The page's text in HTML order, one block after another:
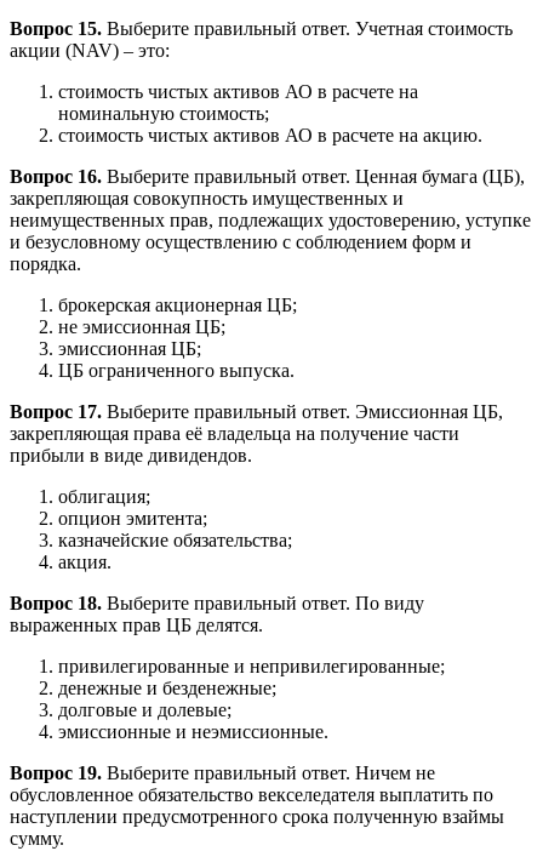
Вопрос 15. Выберите правильный ответ. Учетная стоимость
акции (NAV) – это:
стоимость чистых активов АО в расчете на
номинальную стоимость;
стоимость чистых активов АО в расчете на акцию.
Вопрос 16. Выберите правильный ответ. Ценная бумага (ЦБ),
закрепляющая совокупность имущественных и
неимущественных прав, подлежащих удостоверению, уступке
и безусловному осуществлению с соблюдением форм и
порядка.
брокерская акционерная ЦБ;
не эмиссионная ЦБ;
эмиссионная ЦБ;
ЦБ ограниченного выпуска.
Вопрос 17. Выберите правильный ответ. Эмиссионная ЦБ,
закрепляющая права её владельца на получение части
прибыли в виде дивидендов.
облигация;
опцион эмитента;
казначейские обязательства;
акция.
Вопрос 18. Выберите правильный ответ. По виду
выраженных прав ЦБ делятся.
привилегированные и непривилегированные;
денежные и безденежные;
долговые и долевые;
эмиссионные и неэмиссионные.
Вопрос 19. Выберите правильный ответ. Ничем не
обусловленное обязательство векселедателя выплатить по
наступлении предусмотренного срока полученную взаймы
сумму.